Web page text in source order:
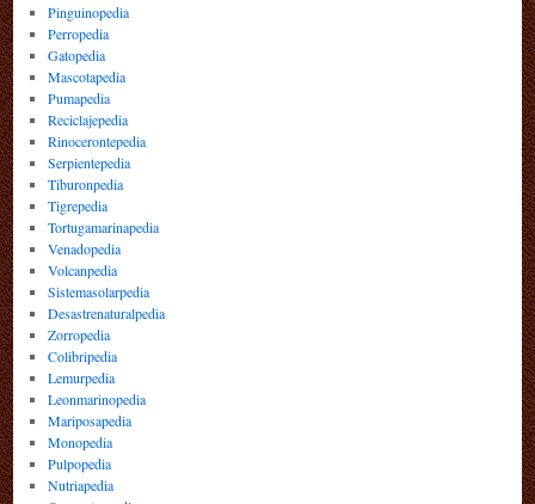
Pinguinopedia
Perropedia
Gatopedia
Mascotapedia
Pumapedia
Reciclajepedia
Rinocerontepedia
Serpientepedia
Tiburonpedia
Tigrepedia
Tortugamarinapedia
Venadopedia
Volcanpedia
Sistemasolarpedia
Desastrenaturalpedia
Zorropedia
Colibripedia
Lemurpedia
Leonmarinopedia
Mariposapedia
Monopedia
Pulpopedia
Nutriapedia